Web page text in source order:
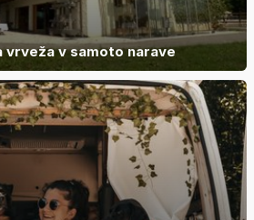
vrveža v samoto narave